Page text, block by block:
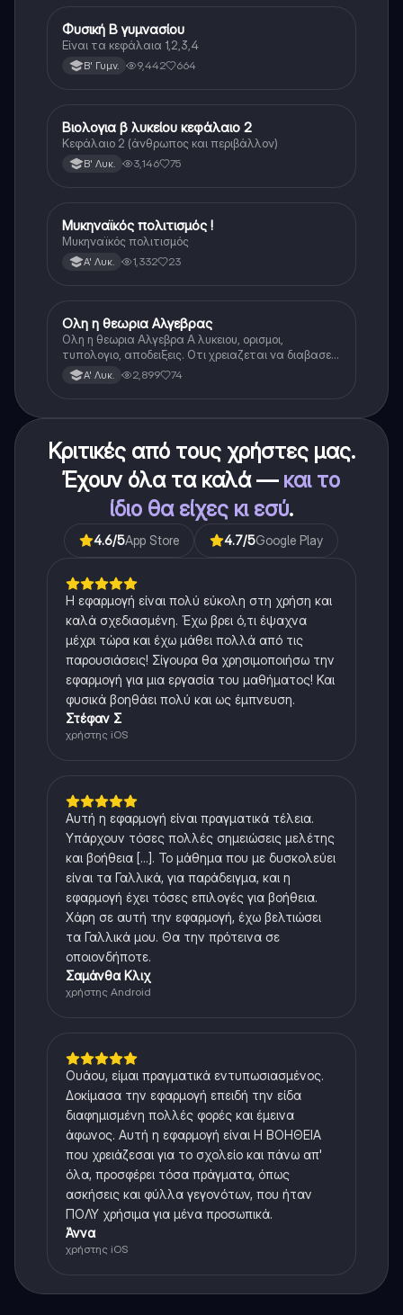
Φυσική
Φυσική Β γυμνασίου
Είναι τα κεφάλαια 1,2,3,4
Β' Γυμν. 9,442 664
Βιολογία
Βιολογια β λυκείου κεφάλαιο 2
Κεφάλαιο 2 (άνθρωπος και περιβάλλον)
Β' Λυκ. 3,146 75
Ιστορία
Μυκηναϊκός πολιτισμός !
Μυκηναϊκός πολιτισμός
Α' Λυκ. 1,332 23
Μαθηματικά
Ολη η θεωρια Αλγεβρας
Ολη η θεωρια Αλγεβρα Α λυκειου, ορισμοι,
τυπολογιο, αποδειξεις. Οτι χρειαζεται να διαβασεις
για το θεωρητικο κομματι της αλγεβρας.
Α' Λυκ. 2,899 74
Κριτικές από τους χρήστες μας.
Έχουν όλα τα καλά — και το
ίδιο θα είχες κι εσύ.
4.6/5App Store 4.7/5Google Play
Η εφαρμογή είναι πολύ εύκολη στη χρήση και
καλά σχεδιασμένη. Έχω βρει ό,τι έψαχνα
μέχρι τώρα και έχω μάθει πολλά από τις
παρουσιάσεις! Σίγουρα θα χρησιμοποιήσω την
εφαρμογή για μια εργασία του μαθήματος! Και
φυσικά βοηθάει πολύ και ως έμπνευση.
Στέφαν Σ
χρήστης iOS
Αυτή η εφαρμογή είναι πραγματικά τέλεια.
Υπάρχουν τόσες πολλές σημειώσεις μελέτης
και βοήθεια [...]. Το μάθημα που με δυσκολεύει
είναι τα Γαλλικά, για παράδειγμα, και η
εφαρμογή έχει τόσες επιλογές για βοήθεια.
Χάρη σε αυτή την εφαρμογή, έχω βελτιώσει
τα Γαλλικά μου. Θα την πρότεινα σε
οποιονδήποτε.
Σαμάνθα Κλιχ
χρήστης Android
Ουάου, είμαι πραγματικά εντυπωσιασμένος.
Δοκίμασα την εφαρμογή επειδή την είδα
διαφημισμένη πολλές φορές και έμεινα
άφωνος. Αυτή η εφαρμογή είναι Η ΒΟΗΘΕΙΑ
που χρειάζεσαι για το σχολείο και πάνω απ'
όλα, προσφέρει τόσα πράγματα, όπως
ασκήσεις και φύλλα γεγονότων, που ήταν
ΠΟΛΥ χρήσιμα για μένα προσωπικά.
Άννα
χρήστης iOS